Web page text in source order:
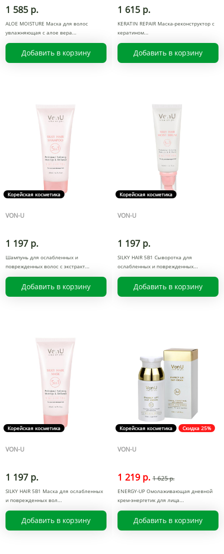
1 585 р.
ALOE MOISTURE Маска для волос
увлажняющая с алое вера
Добавить в корзину
1 615 р.
KERATIN REPAIR Маска-реконструктор с
кератином
Добавить в корзину
Корейская косметика
VON-U
1 197 р.
Шампунь для ослабленных и
поврежденных волос с экстракт
Добавить в корзину
Корейская косметика
VON-U
1 197 р.
SILKY HAIR 5В1 Сыворотка для
ослабленных и поврежденных
Добавить в корзину
Корейская косметика
VON-U
1 197 р.
SILKY HAIR 5В1 Маска для ослабленных
и поврежденных вол
Добавить в корзину
Корейская косметика Скидка 25%
VON-U
1 219 р. 1 625 р.
ENERGY-UP Омолаживающая дневной
крем-энергетик для лица
Добавить в корзину